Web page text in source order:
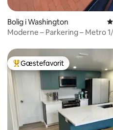
Bolig i Washington
Moderne – Parkering – Metro
Bedste gæstefavorit
Gæstefavorit